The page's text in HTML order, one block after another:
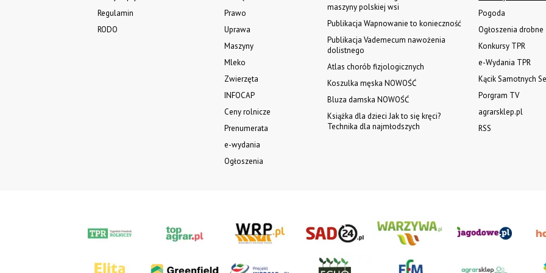
Regulamin
RODO
Prawo
Uprawa
Maszyny
Mleko
Zwierzęta
INFOCAP
Ceny rolnicze
Prenumerata
e-wydania
Ogłoszenia
maszyny polskiej wsi
Publikacja Wapnowanie to konieczność
Publikacja Vademecum nawożenia
dolistnego
Atlas chorób fizjologicznych
Koszulka męska NOWOŚĆ
Bluza damska NOWOŚĆ
Książka dla dzieci Jak to się kręci?
Technika dla najmłodszych
Pogoda
Ogłoszenia drobne
Konkursy TPR
e-Wydania TPR
Kącik Samotnych
Porgram TV
agrarsklep.pl
RSS